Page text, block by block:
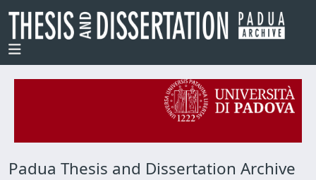
Padua Thesis and Dissertation Archive